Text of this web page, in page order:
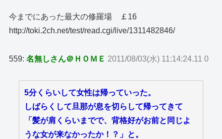
今までにあった最大の修羅場 ￡16
http://toki.2ch.net/test/read.cgi/live/1311482846/
559:名無しさん＠ＨＯＭＥ 2011/08/03(水) 11:14:24.11 0
5分くらいして女性は帰っていった。
しばらくして旦那が息を切らして帰ってきて
「髪が肩くらいまでで、背格好がお前と同じよ
うな女が来なかったか！？」と。